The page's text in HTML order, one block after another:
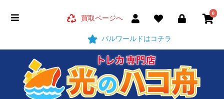
買取ページへ
パルワールドはコチラ
0